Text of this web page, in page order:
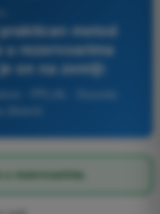
metod
rezervoarima
on na zemlji:
rezervoarima.